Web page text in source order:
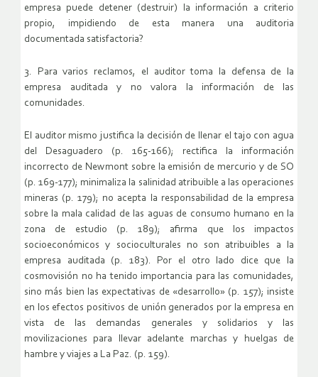
empresa puede detener (destruir) la información a criterio
propio, impidiendo de esta manera una auditoria
documentada satisfactoria?
3. Para varios reclamos, el auditor toma la defensa de la
empresa auditada y no valora la información de las
comunidades.
El auditor mismo justifica la decisión de llenar el tajo con agua
del Desaguadero (p. 165-166); rectifica la información
incorrecto de Newmont sobre la emisión de mercurio y de SO
(p. 169-177); minimaliza la salinidad atribuible a las operaciones
mineras (p. 179); no acepta la responsabilidad de la empresa
sobre la mala calidad de las aguas de consumo humano en la
zona de estudio (p. 189); afirma que los impactos
socioeconómicos y socioculturales no son atribuibles a la
empresa auditada (p. 183). Por el otro lado dice que la
cosmovisión no ha tenido importancia para las comunidades,
sino más bien las expectativas de «desarrollo» (p. 157); insiste
en los efectos positivos de unión generados por la empresa en
vista de las demandas generales y solidarios y las
movilizaciones para llevar adelante marchas y huelgas de
hambre y viajes a La Paz. (p. 159).